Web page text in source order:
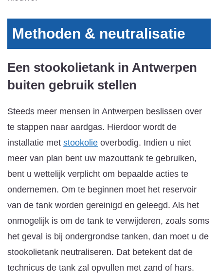
Methoden & neutralisatie
Een stookolietank in Antwerpen
buiten gebruik stellen
Steeds meer mensen in Antwerpen beslissen over
te stappen naar aardgas. Hierdoor wordt de
installatie met stookolie overbodig. Indien u niet
meer van plan bent uw mazouttank te gebruiken,
bent u wettelijk verplicht om bepaalde acties te
ondernemen. Om te beginnen moet het reservoir
van de tank worden gereinigd en geleegd. Als het
onmogelijk is om de tank te verwijderen, zoals soms
het geval is bij ondergrondse tanken, dan moet u de
stookolietank neutraliseren. Dat betekent dat de
technicus de tank zal opvullen met zand of hars.